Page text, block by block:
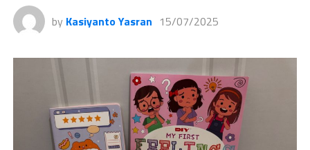
by Kasiyanto Yasran 15/07/2025